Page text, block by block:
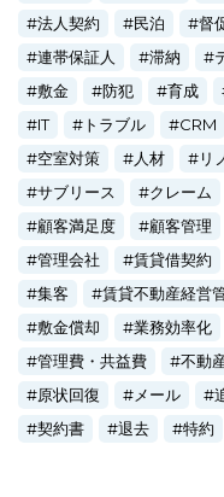
法人契約
民泊 督
連帯保証人
滞納
敷金
防犯 育成
IT
トラブル CRM
空室対策
人材 リ
サブリース
クレーム
顧客満足度
顧客管理
管理会社
賃貸借契約
集客
賃貸不動産経営
敷金償却
業務効率化
管理費・共益費
不動
原状回復
メール
契約書
退去 特約